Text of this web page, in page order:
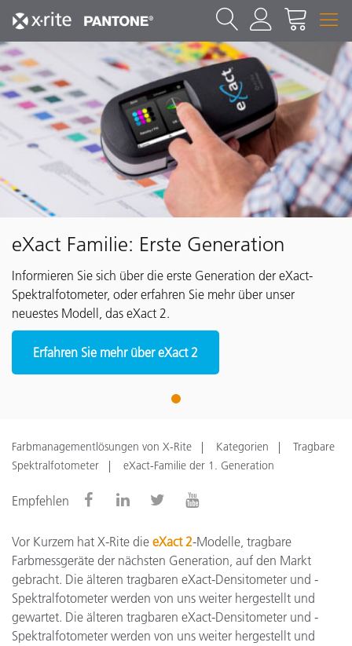
eXact Familie: Erste Generation
Informieren Sie sich über die erste Generation der eXact-
Spektralfotometer, oder erfahren Sie mehr über unser
neuestes Modell, das eXact 2.
Erfahren Sie mehr über eXact 2
1
Farbmanagementlösungen von X-Rite Kategorien
Tragbare
Spektralfotometer
eXact-Familie der 1. Generation
Empfehlen
Vor Kurzem hat X-Rite die eXact 2-Modelle, tragbare
Farbmessgeräte der nächsten Generation, auf den Markt
gebracht. Die älteren tragbaren eXact-Densitometer und -
Spektralfotometer werden von uns weiter hergestellt und
gewartet. Die älteren tragbaren eXact-Densitometer und -
Spektralfotometer werden von uns weiter hergestellt und